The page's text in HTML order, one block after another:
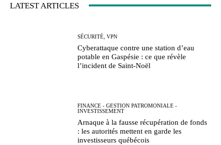
LATEST ARTICLES
SÉCURITÉ, VPN
Cyberattaque contre une station d’eau
potable en Gaspésie : ce que révèle
l’incident de Saint-Noël
FINANCE - GESTION PATROMONIALE -
INVESTISSEMENT
Arnaque à la fausse récupération de fonds
: les autorités mettent en garde les
investisseurs québécois